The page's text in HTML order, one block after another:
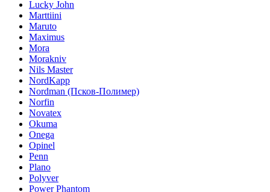
Lucky John
Marttiini
Maruto
Maximus
Mora
Morakniv
Nils Master
NordKapp
Nordman (Псков-Полимер)
Norfin
Novatex
Okuma
Onega
Opinel
Penn
Plano
Polyver
Power Phantom